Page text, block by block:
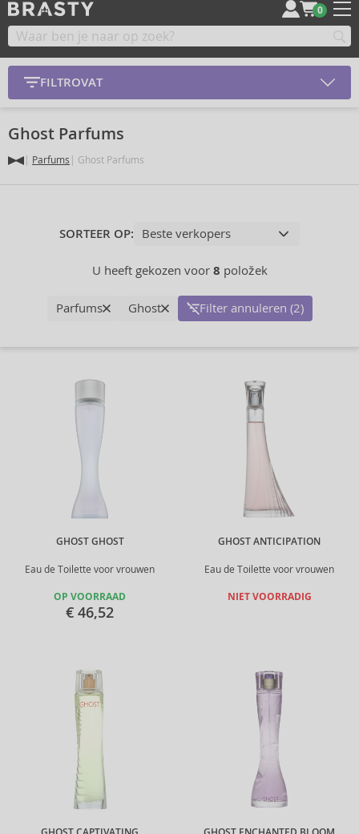
0
FILTROVAT
Ghost Parfums
Parfums Ghost Parfums
SORTEER OP:
U heeft gekozen voor 8 položek
Parfums Ghost Filter annuleren (2)
GHOST GHOST
Eau de Toilette voor vrouwen
OP VOORRAAD
€ 46,52
GHOST ANTICIPATION
Eau de Toilette voor vrouwen
NIET VOORRADIG